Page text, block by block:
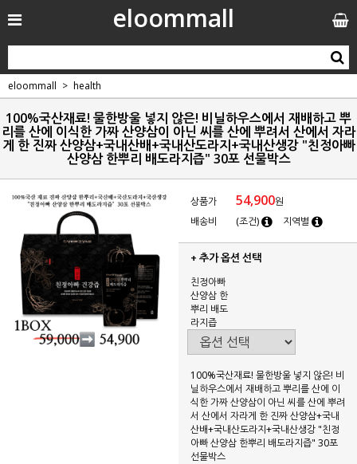
eloommall
eloommall health
100%국산재료! 물한방울 넣지 않은! 비닐하우스에서 재배하고 뿌
리를 산에 이식한 가짜 산양삼이 아닌 씨를 산에 뿌려서 산에서 자라
게 한 진짜 산양삼+국내산배+국내산도라지+국내산생강 "친정아빠
산양삼 한뿌리 배도라지즙" 30포 선물박스
상품가 54,900원
배송비
(조건) 지역별
+ 추가 옵션 선택
친정아빠
산양삼 한
뿌리 배도
라지즙
100%국산재료! 물한방울 넣지 않은! 비
닐하우스에서 재배하고 뿌리를 산에 이
식한 가짜 산양삼이 아닌 씨를 산에 뿌려
서 산에서 자라게 한 진짜 산양삼+국내
산배+국내산도라지+국내산생강 "친정
아빠 산양삼 한뿌리 배도라지즙" 30포
선물박스